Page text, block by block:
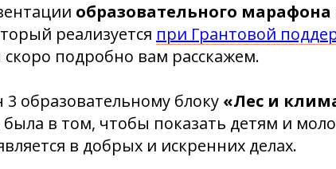
образовательного
реализуется при Грантовой
подробно вам расскажем.
образовательному блоку «Лес и
была в том, чтобы показать детям и
в добрых и искренних делах.